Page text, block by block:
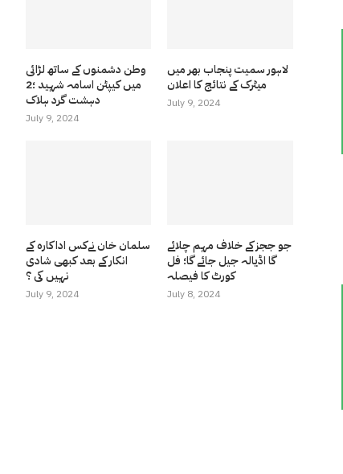
وطن دشمنوں کے ساتھ لڑائی
میں کیپٹن اسامہ شہید ؛2
دہشت گرد ہلاک
July 9, 2024
لاہور سمیت پنجاب بھر میں
میٹرک کے نتائج کا اعلان
July 9, 2024
سلمان خان نےکس اداکارہ کے
انکار کے بعد کبھی شادی
نہیں کی ؟
July 9, 2024
جو ججز کے خلاف مہم چلائے
گا اڈیالہ جیل جائے گا؛ فل
کورٹ کا فیصلہ
July 8, 2024